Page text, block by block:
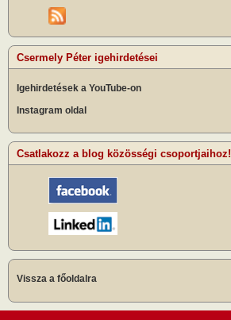
Csermely Péter igehirdetései
Igehirdetések a YouTube-on
Instagram oldal
Csatlakozz a blog közösségi csoportjaihoz!
Vissza a főoldalra